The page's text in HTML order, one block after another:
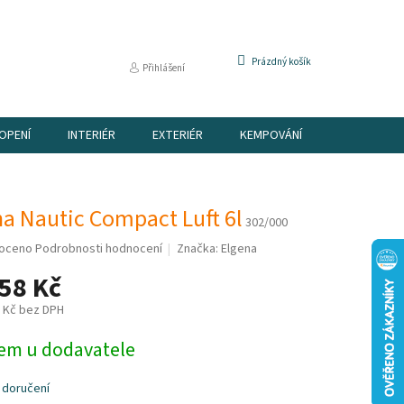
Přihlášení
NÁKUPNÍ
Prázdný košík
INTERIÉR EXTERIÉR KEMPOVÁNÍ
Nautic Compact Luft 6l 302/000
Podrobnosti hodnocení Značka:Elgena
Kč
bez DPH
u dodavatele